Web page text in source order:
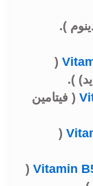
(Thiamine Hcl) : 17% (
(Riboflavin) : 15% ( فيتامين
(Niacinamide) : 16% (
Vitamin
(Panthothenic acid) : 11% (